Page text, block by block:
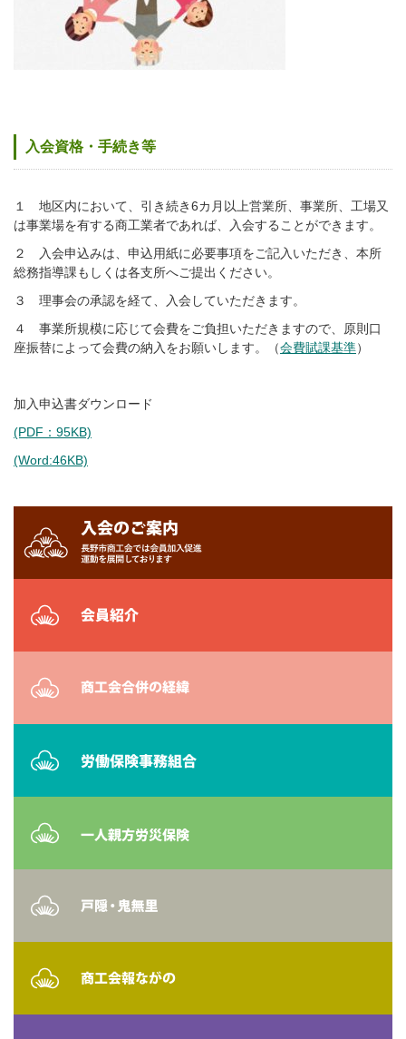
記帳支援・代行
資金調達
補助金・助成金
販路拡大
アンテナショップ・通販サイト
信州匠選
セミナー・研修会
共済・保険
商工会員向け共済
地域振興事業
026-284-4556
各支所はこちら
入会資格・手続き等
１ 地区内において、引き続き6カ月以上営業所、事業所、工場又
は事業場を有する商工業者であれば、入会することができます。
２ 入会申込みは、申込用紙に必要事項をご記入いただき、本所
総務指導課もしくは各支所へご提出ください。
３ 理事会の承認を経て、入会していただきます。
４ 事業所規模に応じて会費をご負担いただきますので、原則口
座振替によって会費の納入をお願いします。（会費賦課基準）
加入申込書ダウンロード
(PDF：95KB)
(Word:46KB)